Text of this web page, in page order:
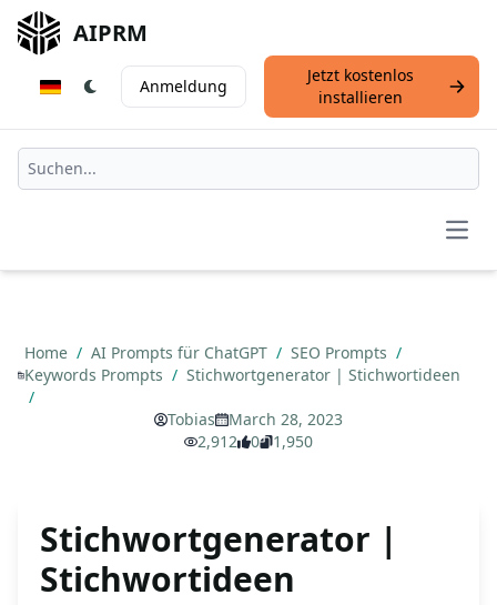
AIPRM
Anmeldung
Jetzt kostenlos
installieren
Home / AI Prompts für ChatGPT / SEO Prompts /
Keywords Prompts / Stichwortgenerator | Stichwortideen
/
Tobias
March 28, 2023
2,912
0 1,950
Stichwortgenerator |
Stichwortideen